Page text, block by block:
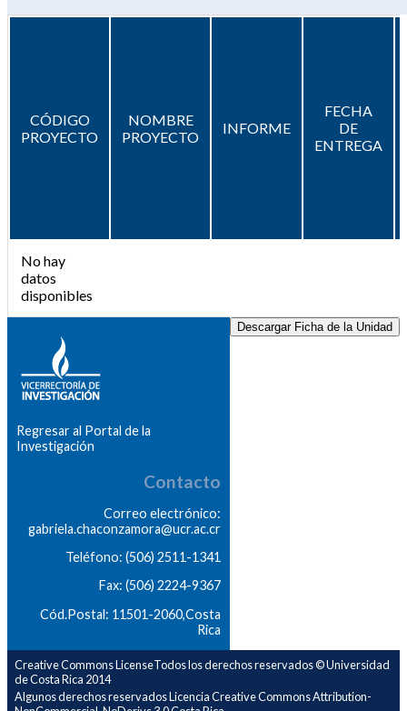
CÓDIGO
PROYECTO
NOMBRE
PROYECTO
INFORME
FECHA
DE
ENTREGA
No hay
datos
disponibles
Descargar Ficha de la Unidad
Regresar al Portal de la
Investigación
Contacto
Correo electrónico:
gabriela.chaconzamora@ucr.ac.cr
Teléfono: (506) 2511-1341
Fax: (506) 2224-9367
Cód.Postal: 11501-2060,Costa
Rica
Creative Commons LicenseTodos los derechos reservados © Universidad
de Costa Rica 2014
Algunos derechos reservados Licencia Creative Commons Attribution-